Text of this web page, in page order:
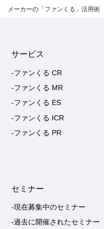
メーカーの「ファンくる」活用術
サービス
-ファンくる CR
-ファンくる MR
-ファンくる ES
-ファンくる ICR
-ファンくる PR
セミナー
-現在募集中のセミナー
-過去に開催されたセミナー